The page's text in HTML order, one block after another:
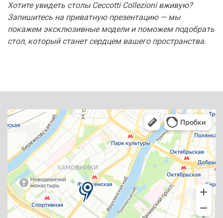
Хотите увидеть столы Ceccotti Collezioni вживую?
Запишитесь на приватную презентацию — мы
покажем эксклюзивные модели и поможем подобрать
стол, который станет сердцем вашего пространства.